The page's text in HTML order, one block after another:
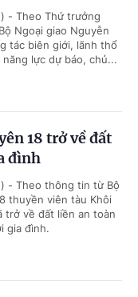
- Theo Thứ trưởng
Ngoại giao Nguyễn
tác biên giới, lãnh thổ
năng lực dự báo, chủ...
18 trở về đất
đình
- Theo thông tin từ Bộ
thuyền viên tàu Khôi
trở về đất liền an toàn
gia đình.